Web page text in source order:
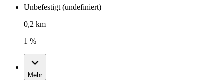
Unbefestigt (undefiniert)
0,2 km
1 %
Mehr